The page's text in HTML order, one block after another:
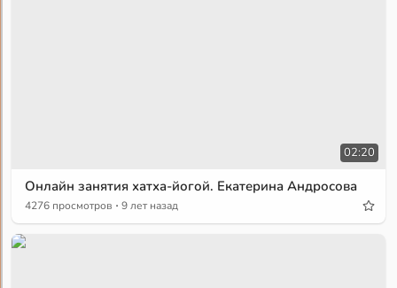
02:20
Онлайн занятия хатха-йогой. Екатерина Андросова
4276 просмотров · 9 лет назад